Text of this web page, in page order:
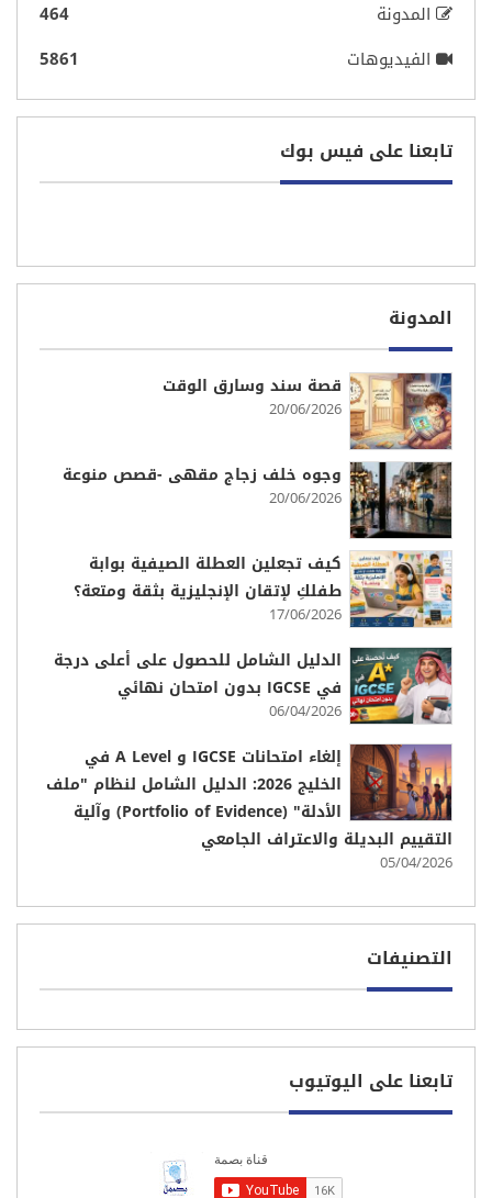
المدونة
الفيديوهات
تابعنا على فيس بوك
المدونة
قصة سند وسارق الوقت
وجوه خلف زجاج مقهى -قصص منوعة
كيف تجعلين العطلة الصيفية بوابة
طفلكِ لإتقان الإنجليزية بثقة ومتعة؟
الدليل الشامل للحصول على أعلى درجة
في IGCSE بدون امتحان نهائي
إلغاء امتحانات IGCSE و A Level في
الخليج 2026: الدليل الشامل لنظام "ملف
الأدلة" (Portfolio of Evidence) وآلية
التقييم البديلة والاعتراف الجامعي
التصنيفات
تابعنا على اليوتيوب